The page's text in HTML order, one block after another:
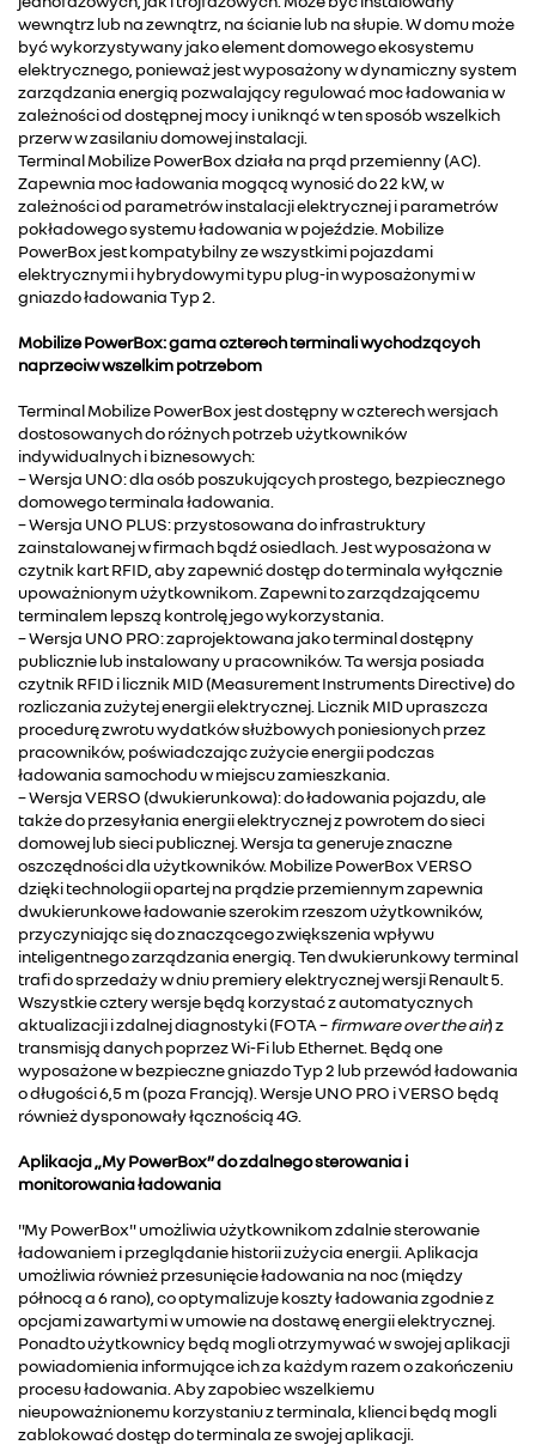
wewnątrz lub na zewnątrz, na ścianie lub na słupie. W domu może
być wykorzystywany jako element domowego ekosystemu
elektrycznego, ponieważ jest wyposażony w dynamiczny system
zarządzania energią pozwalający regulować moc ładowania w
zależności od dostępnej mocy i uniknąć w ten sposób wszelkich
przerw w zasilaniu domowej instalacji.
Terminal Mobilize PowerBox działa na prąd przemienny (AC).
Zapewnia moc ładowania mogącą wynosić do 22 kW, w
zależności od parametrów instalacji elektrycznej i parametrów
pokładowego systemu ładowania w pojeździe. Mobilize
PowerBox jest kompatybilny ze wszystkimi pojazdami
elektrycznymi i hybrydowymi typu plug-in wyposażonymi w
gniazdo ładowania Typ 2.
Mobilize PowerBox: gama czterech terminali wychodzących
naprzeciw wszelkim potrzebom
Terminal Mobilize PowerBox jest dostępny w czterech wersjach
dostosowanych do różnych potrzeb użytkowników
indywidualnych i biznesowych:
– Wersja UNO: dla osób poszukujących prostego, bezpiecznego
domowego terminala ładowania.
– Wersja UNO PLUS: przystosowana do infrastruktury
zainstalowanej w firmach bądź osiedlach. Jest wyposażona w
czytnik kart RFID, aby zapewnić dostęp do terminala wyłącznie
upoważnionym użytkownikom. Zapewni to zarządzającemu
terminalem lepszą kontrolę jego wykorzystania.
– Wersja UNO PRO: zaprojektowana jako terminal dostępny
publicznie lub instalowany u pracowników. Ta wersja posiada
czytnik RFID i licznik MID (Measurement Instruments Directive) do
rozliczania zużytej energii elektrycznej. Licznik MID upraszcza
procedurę zwrotu wydatków służbowych poniesionych przez
pracowników, poświadczając zużycie energii podczas
ładowania samochodu w miejscu zamieszkania.
– Wersja VERSO (dwukierunkowa): do ładowania pojazdu, ale
także do przesyłania energii elektrycznej z powrotem do sieci
domowej lub sieci publicznej. Wersja ta generuje znaczne
oszczędności dla użytkowników. Mobilize PowerBox VERSO
dzięki technologii opartej na prądzie przemiennym zapewnia
dwukierunkowe ładowanie szerokim rzeszom użytkowników,
przyczyniając się do znaczącego zwiększenia wpływu
inteligentnego zarządzania energią. Ten dwukierunkowy terminal
trafi do sprzedaży w dniu premiery elektrycznej wersji Renault 5.
Wszystkie cztery wersje będą korzystać z automatycznych
aktualizacji i zdalnej diagnostyki (FOTA –firmware over the air) z
transmisją danych poprzez Wi-Fi lub Ethernet. Będą one
wyposażone w bezpieczne gniazdo Typ 2 lub przewód ładowania
o długości 6,5 m (poza Francją). Wersje UNO PRO i VERSO będą
również dysponowały łącznością 4G.
Aplikacja „My PowerBox” do zdalnego sterowania i
monitorowania ładowania
"My PowerBox" umożliwia użytkownikom zdalnie sterowanie
ładowaniem i przeglądanie historii zużycia energii. Aplikacja
umożliwia również przesunięcie ładowania na noc (między
północą a 6 rano), co optymalizuje koszty ładowania zgodnie z
opcjami zawartymi w umowie na dostawę energii elektrycznej.
Ponadto użytkownicy będą mogli otrzymywać w swojej aplikacji
powiadomienia informujące ich za każdym razem o zakończeniu
procesu ładowania. Aby zapobiec wszelkiemu
nieupoważnionemu korzystaniu z terminala, klienci będą mogli
zablokować dostęp do terminala ze swojej aplikacji.